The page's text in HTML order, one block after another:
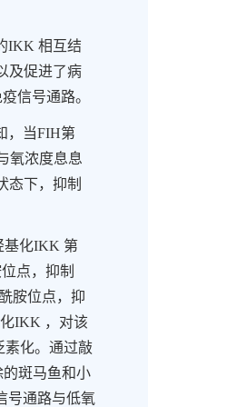
IKK 相互结
及促进了病
信号通路。
，当FIH第
氧浓度息息
态下，抑制
基化IKK 第
点，抑制
胺位点，抑
IKK ，对该
素化。通过敲
的斑马鱼和小
号通路与低氧